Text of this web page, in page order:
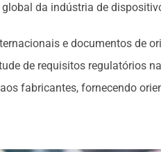
da indústria de
e documentos de
de requisitos regulatórios
fabricantes, fornecendo